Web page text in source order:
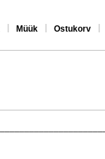
Müük Ostukorv